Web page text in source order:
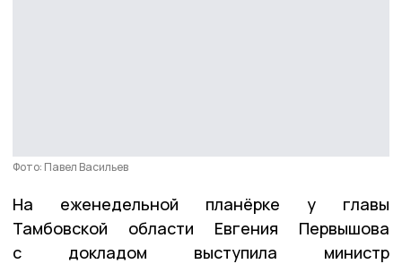
Фото: Павел Васильев
На еженедельной планёрке у главы
Тамбовской области Евгения Первышова
с докладом выступила министр